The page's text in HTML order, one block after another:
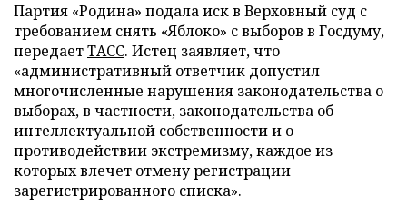
Партия «Родина» подала иск в Верховный суд с
требованием снять «Яблоко» с выборов в Госдуму,
передаетТАСС. Истец заявляет, что
«административный ответчик допустил
многочисленные нарушения законодательства о
выборах, в частности, законодательства об
интеллектуальной собственности и о
противодействии экстремизму, каждое из
которых влечет отмену регистрации
зарегистрированного списка».